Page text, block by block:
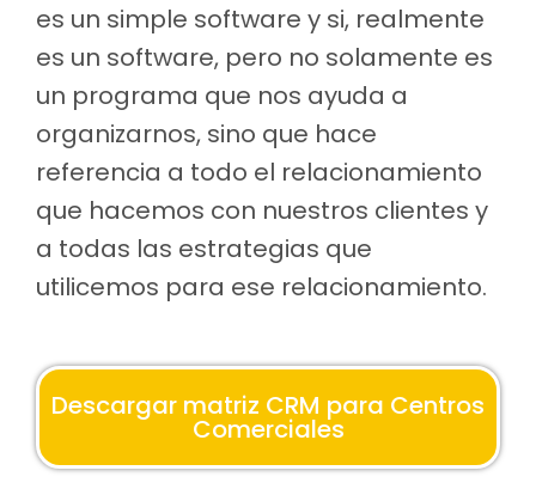
es un simple software y si, realmente
es un software, pero no solamente es
un programa que nos ayuda a
organizarnos, sino que hace
referencia a todo el relacionamiento
que hacemos con nuestros clientes y
a todas las estrategias que
utilicemos para ese relacionamiento.
Descargar matriz CRM para Centros
Comerciales